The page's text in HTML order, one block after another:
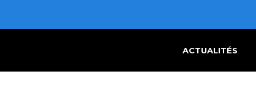
ACTUALITÉS